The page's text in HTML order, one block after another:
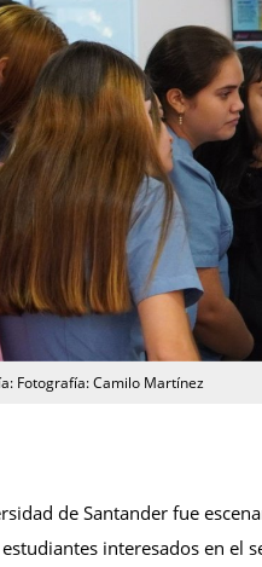
Fotografía: Camilo Martínez
de Santander fue
interesados en el